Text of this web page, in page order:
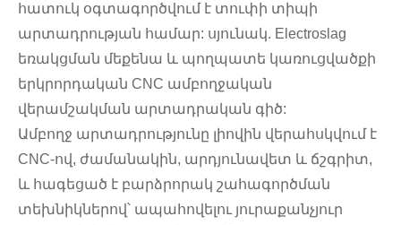
հատուկ օգտագործվում է տուփի տիպի
արտադրության համար: սյունակ. Electroslag
եռակցման մեքենա և պողպատե կառուցվածքի
երկրորդական CNC ամբողջական
վերամշակման արտադրական գիծ:
Ամբողջ արտադրությունը լիովին վերահսկվում է
CNC-ով, ժամանակին, արդյունավետ և ճշգրիտ,
և հագեցած է բարձրորակ շահագործման
տեխնիկներով՝ ապահովելու յուրաքանչյուր